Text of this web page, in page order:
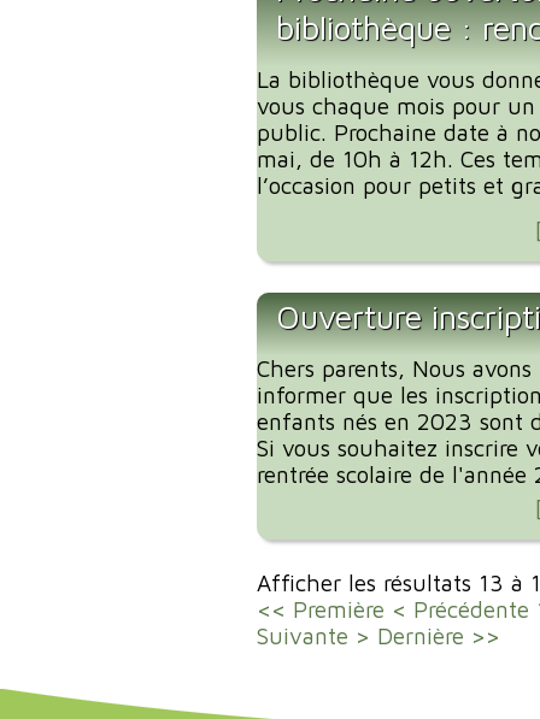
bibliothèque :
La bibliothèque vous
vous chaque mois pour
public. Prochaine date à
mai, de 10h à 12h. Ces
l’occasion pour petits et
Ouverture
Chers parents, Nous
informer que les
enfants nés en 2023 sont
Si vous souhaitez inscrire
rentrée scolaire de
Afficher les résultats 13 à
<< Première < Précédente
Suivante > Dernière >>